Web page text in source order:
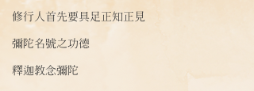
修行人首先要具足正知正見
彌陀名號之功德
釋迦教念彌陀